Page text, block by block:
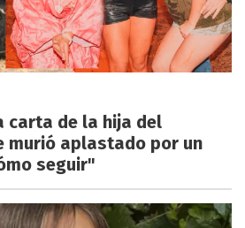
carta de la hija del
murió aplastado por un
seguir"